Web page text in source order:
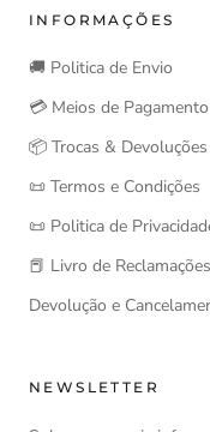
INFORMAÇÕES
🚚 Politica de Envio
💳 Meios de Pagamento
📦 Trocas & Devoluções
📜 Termos e Condições
📜 Politica de
📕 Livro de
Devolução e
NEWSLETTER